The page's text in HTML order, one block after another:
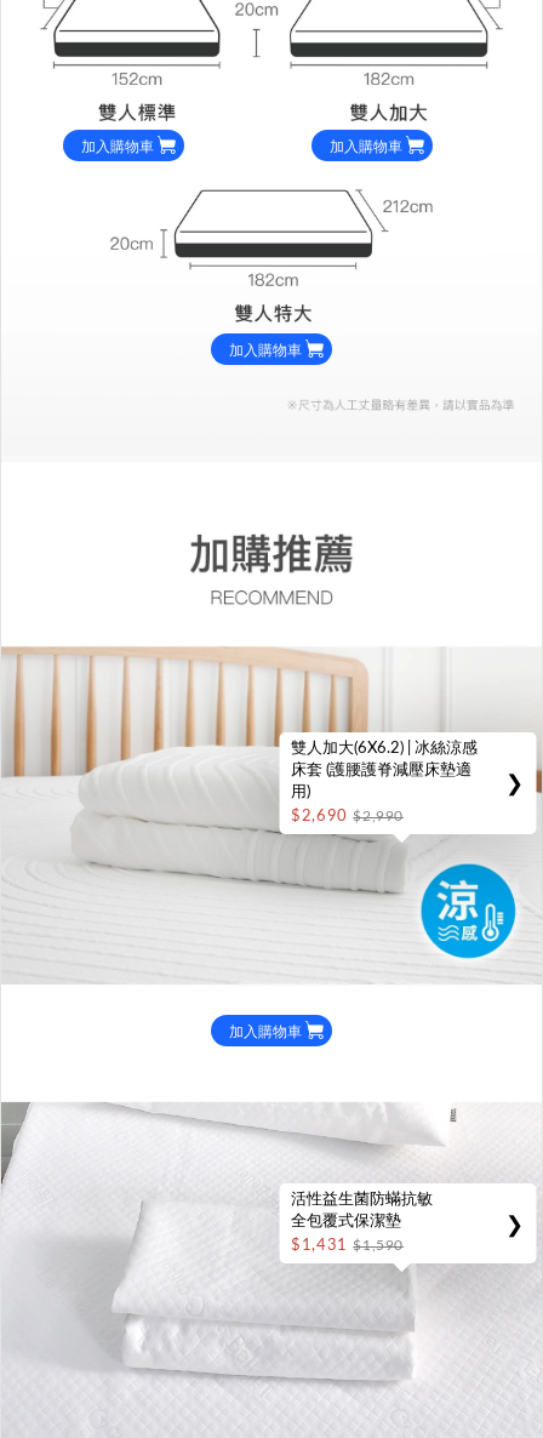
加入購物車 加入購物車
加入購物車
加入購物車
雙人加大(6X6.2) | 冰絲涼感
床套 (護腰護脊減壓床墊適
用)
$2,690 $2,990
❯
活性益生菌防蟎抗敏
全包覆式保潔墊
$1,431 $1,590
❯